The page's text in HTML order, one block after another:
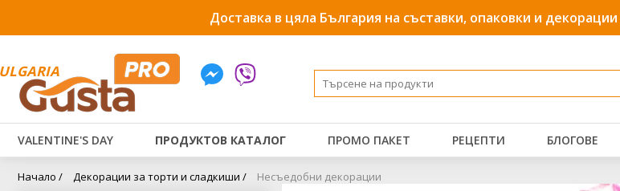
Доставка в цяла България на съставки, опаковки и
VALENTINE'S DAY ПРОДУКТОВ КАТАЛОГ ПРОМО ПАКЕТ РЕЦЕПТИ БЛОГОВЕ
Начало / Декорации за торти и сладкиши / Несъедобни декорации